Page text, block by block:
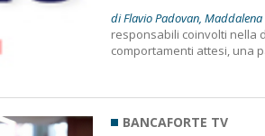
di Flavio Padovan,
responsabili coinvolti nella
comportamenti attesi, una
BANCAFORTE TV